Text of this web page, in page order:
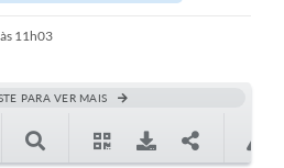
11h03
PARA VER MAIS